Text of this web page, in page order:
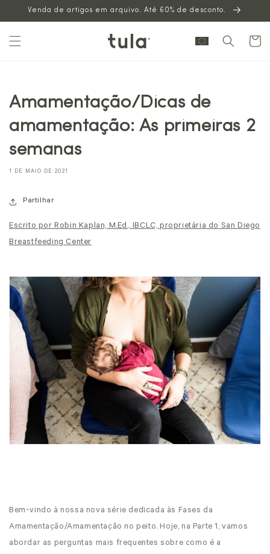
para o
Venda de artigos em arquivo. Até 60% de desconto.
Carrinho
Amamentação/Dicas de
amamentação: As primeiras 2
semanas
1 DE MAIO DE 2021
Partilhar
Escrito por Robin Kaplan, M.Ed., IBCLC, proprietária do San Diego
Breastfeeding Center
Bem-vindo à nossa nova série dedicada às Fases da
Amamentação/Amamentação no peito. Hoje, na Parte 1, vamos
abordar as perguntas mais frequentes sobre como é a